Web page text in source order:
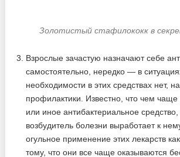
Золотистый стафилококк в
Взрослые зачастую назначают себе
самостоятельно, нередко — в
необходимости в этих средствах нет,
профилактики. Известно, что чем
или иное антибактериальное
возбудитель болезни выработает к
огульное применение этих лекарств
тому, что они все чаще оказываются